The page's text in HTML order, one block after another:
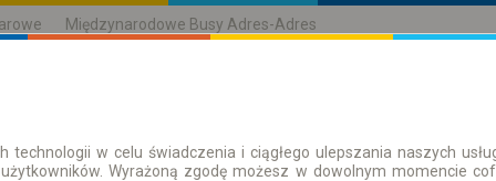
Międzynarodowe Busy Adres-Adres
| Bilety Bilety okresowe
technologii w celu świadczenia i ciągłego ulepszania naszych
Wyrażoną zgodę możesz w dowolnym momencie